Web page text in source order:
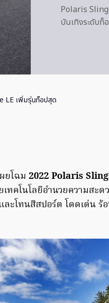
Polaris
บันเทิงระดับท็
LE เพิ่มรุ่นท็อปสุด
ยโฉม 2022 Polaris
ทคโนโลยีอำนวยความสะ
ละโทนสีสปอร์ต โดดเด่น